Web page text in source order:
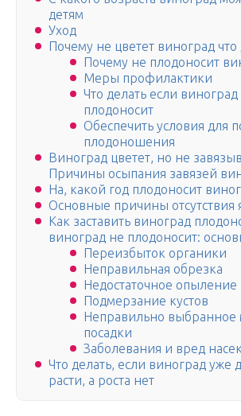
детям
Уход
Почему не цветет виноград что
Почему не плодоносит
Меры профилактики
Что делать если виноград
плодоносит
Обеспечить условия для
плодоношения
Виноград цветет, но не
Причины осыпания завязей
На, какой год плодоносит
Основные причины отсутствия
Как заставить виноград
виноград не плодоносит:
Переизбыток органики
Неправильная обрезка
Недостаточное опыление
Подмерзание кустов
Неправильно выбранное
посадки
Заболевания и вред
Что делать, если виноград уже
расти, а роста нет